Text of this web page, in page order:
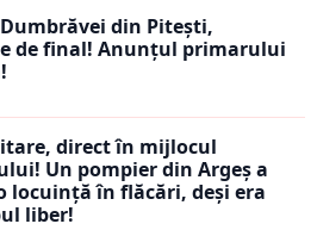
din Pitești,
de final! Anunțul primarului
direct în mijlocul
Un pompier din Argeș a
locuință în flăcări, deși era
liber!